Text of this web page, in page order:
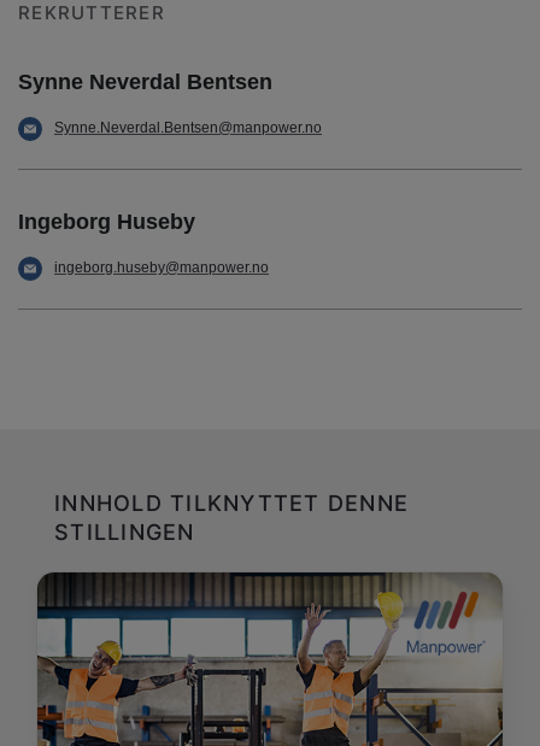
REKRUTTERER
Synne Neverdal Bentsen
Synne.Neverdal.Bentsen@manpower.no
Ingeborg Huseby
ingeborg.huseby@manpower.no
INNHOLD TILKNYTTET DENNE
STILLINGEN